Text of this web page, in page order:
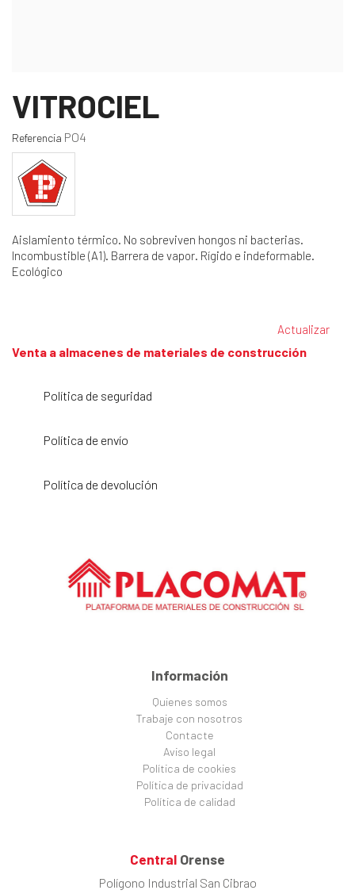
VITROCIEL
Referencia PO4
Aislamiento térmico. No sobreviven hongos ni bacterias.
Incombustible (A1). Barrera de vapor. Rígido e indeformable.
Ecológico
Venta a almacenes de materiales de construcción
Política de seguridad
Política de envío
Política de devolución
Información
Quienes somos
Trabaje con nosotros
Contacte
Aviso legal
Política de cookies
Política de privacidad
Política de calidad
Central Orense
Polígono Industrial San Cibrao